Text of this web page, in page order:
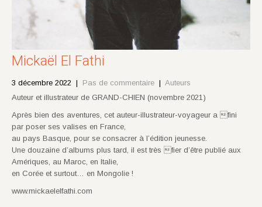
Mickaël El Fathi
3 décembre 2022 | Pas de commentaire | Auteurs
Auteur et illustrateur de GRAND-CHIEN (novembre 2021)
Après bien des aventures, cet auteur-illustrateur-voyageur a fini
par poser ses valises en France,
au pays Basque, pour se consacrer à l’édition jeunesse.
Une douzaine d’albums plus tard, il est très fier d’être publié aux
Amériques, au Maroc, en Italie,
en Corée et surtout… en Mongolie !
www.mickaelelfathi.com